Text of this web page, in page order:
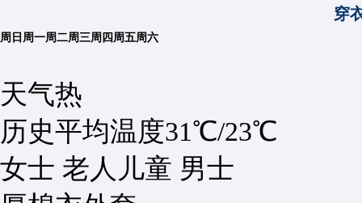
穿
周日 周一周二周三周四 周五周六
天气热
历史平均温度31℃/23℃
女士 老人 儿童 男士